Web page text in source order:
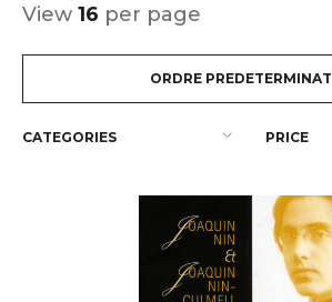
ORDRE PREDETERMINAT
View 16 per page
CATEGORIES PRICE